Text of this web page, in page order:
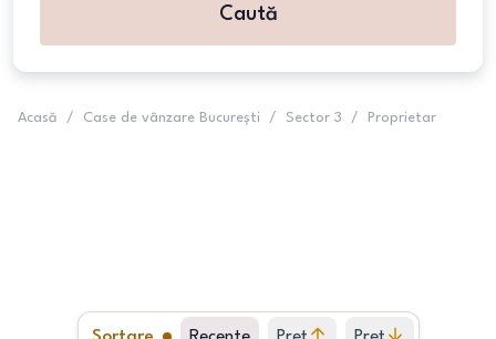
Caută
Acasă / Case de vânzare București / Sector 3 / Proprietar